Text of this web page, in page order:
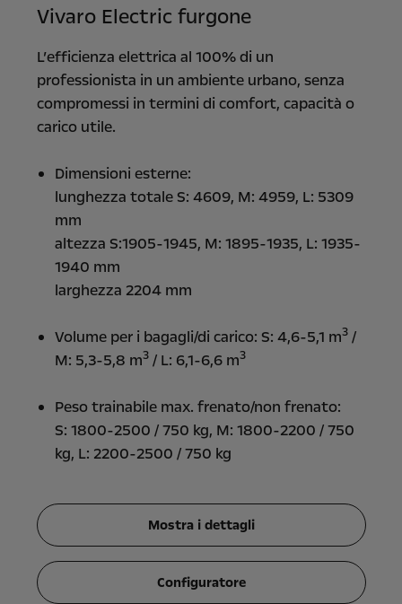
Vivaro Electric furgone
L’efficienza elettrica al 100% di un
professionista in un ambiente urbano, senza
compromessi in termini di comfort, capacità o
carico utile.
Dimensioni esterne:
lunghezza totale S: 4609, M: 4959, L: 5309
mm
altezza S:1905-1945, M: 1895-1935, L: 1935-
1940 mm
larghezza 2204 mm
Volume per i bagagli/di carico: S: 4,6-5,1 m3 /
M: 5,3-5,8 m3 / L: 6,1-6,6 m3
Peso trainabile max. frenato/non frenato:
S: 1800-2500 / 750 kg, M: 1800-2200 / 750
kg, L: 2200-2500 / 750 kg
Mostra i dettagli
Configuratore